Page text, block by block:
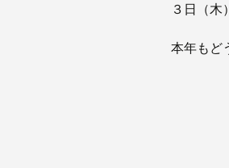
３日（木
本年もど